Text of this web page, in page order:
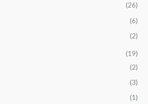
(26)
(6)
(2)
(19)
(2)
(3)
(1)